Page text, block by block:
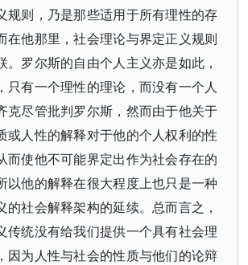
规则，乃是那些适用于所有理性的存
在他那里，社会理论与界定正义规则
。罗尔斯的自由个人主义亦是如此，
只有一个理性的理论，而没有一个人
克尽管批判罗尔斯，然而由于他关于
或人性的解释对于他的个人权利的性
而使他不可能界定出作为社会存在的
以他的解释在很大程度上也只是一种
的社会解释架构的延续。总而言之，
传统没有给我们提供一个具有社会理
因为人性与社会的性质与他们的论辩